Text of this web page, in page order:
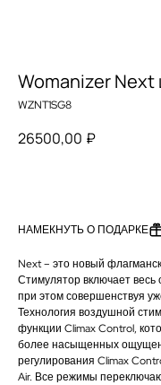
Womanizer
WZNT1SG8
26500,00 ₽
НАМЕКНУТЬ О ПОДАРКЕ
Next – это новый
Стимулятор включает
при этом совершенствуя
Технология воздушной
функции Climax Control,
более насыщенных
регулирования Climax
Air. Все режимы
СКИДКА -10% НА